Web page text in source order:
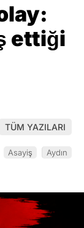
ettiği
TÜM YAZILARI
Asayiş Aydın